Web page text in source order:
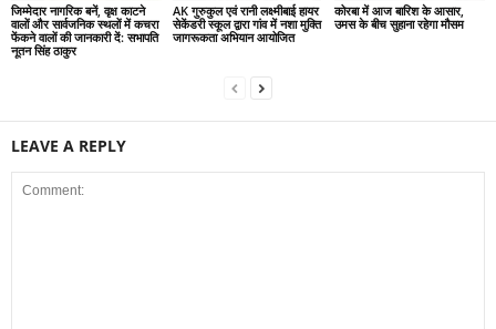
जिम्मेदार नागरिक बनें, वृक्ष काटने
वालों और सार्वजनिक स्थलों में कचरा
फेंकने वालों की जानकारी दें: सभापति
नूतन सिंह ठाकुर
AK गुरुकुल एवं रानी लक्ष्मीबाई हायर
सेकेंडरी स्कूल द्वारा गांव में नशा मुक्ति
जागरूकता अभियान आयोजित
कोरबा में आज बारिश के आसार,
उमस के बीच सुहाना रहेगा मौसम
LEAVE A REPLY